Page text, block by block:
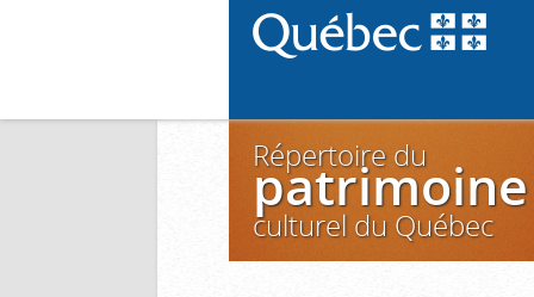
Répertoire du
patrimoine
culturel du Québec